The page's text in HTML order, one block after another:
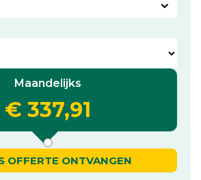
Maandelijks
€ 337,91
OFFERTE ONTVANGEN